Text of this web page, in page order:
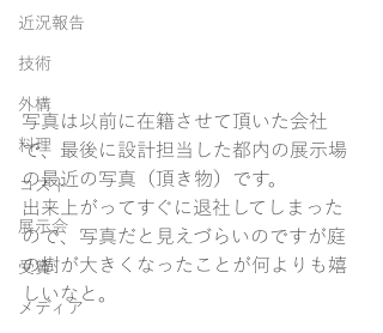
近況報告
技術
外構
料理
コスト
展示会
受賞
メディア
写真は以前に在籍させて頂いた会社
で、最後に設計担当した都内の展示場
の最近の写真（頂き物）です。
出来上がってすぐに退社してしまった
ので、写真だと見えづらいのですが庭
の樹が大きくなったことが何よりも嬉
しいなと。